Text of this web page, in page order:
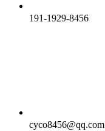
191-1929-8456
cyco8456@qq.com